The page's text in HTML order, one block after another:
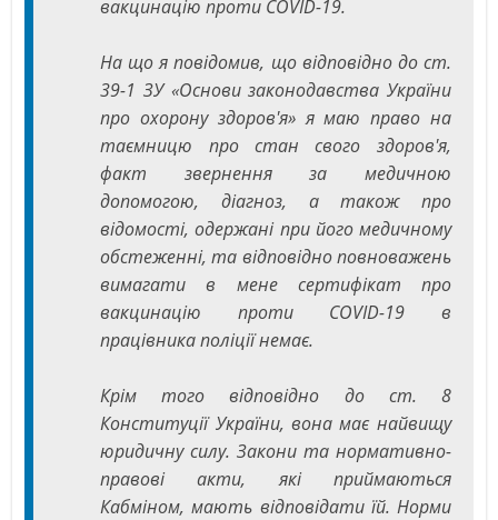
вакцинацію проти COVID-19.
На що я повідомив, що відповідно до ст.
39-1 ЗУ «Основи законодавства України
про охорону здоров'я» я маю право на
таємницю про стан свого здоров'я,
факт звернення за медичною
допомогою, діагноз, а також про
відомості, одержані при його медичному
обстеженні, та відповідно повноважень
вимагати в мене сертифікат про
вакцинацію проти COVID-19 в
працівника поліції немає.
Крім того відповідно до ст. 8
Конституції України, вона має найвищу
юридичну силу. Закони та нормативно-
правові акти, які приймаються
Кабміном, мають відповідати їй. Норми